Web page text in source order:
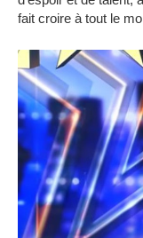
fait croire à tout le